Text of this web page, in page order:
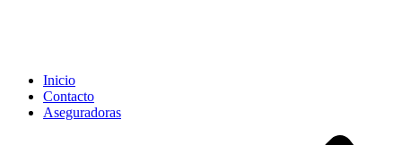
Inicio
Contacto
Aseguradoras